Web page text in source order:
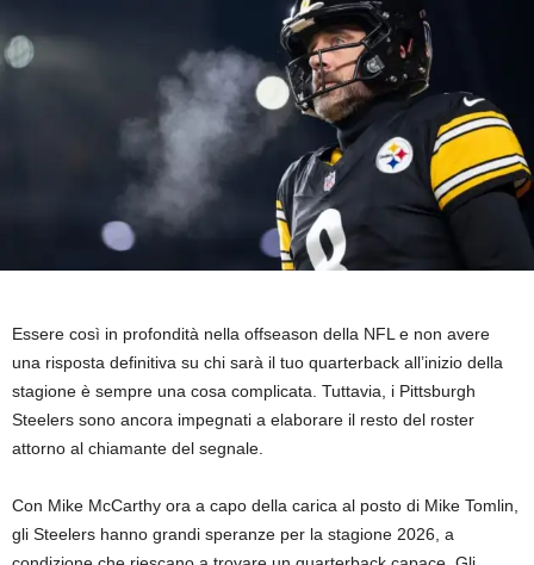
Essere così in profondità nella offseason della NFL e non avere
una risposta definitiva su chi sarà il tuo quarterback all’inizio della
stagione è sempre una cosa complicata. Tuttavia, i Pittsburgh
Steelers sono ancora impegnati a elaborare il resto del roster
attorno al chiamante del segnale.
Con Mike McCarthy ora a capo della carica al posto di Mike Tomlin,
gli Steelers hanno grandi speranze per la stagione 2026, a